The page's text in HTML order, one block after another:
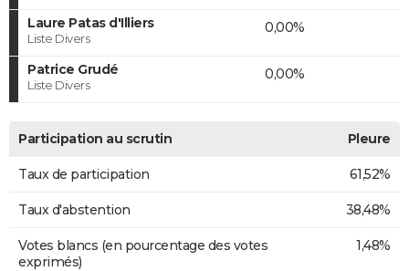
Laure Patas d'Illiers
Liste Divers
0,00%
Patrice Grudé
Liste Divers
0,00%
Participation au scrutin Pleure
Taux de participation 61,52%
Taux d'abstention 38,48%
Votes blancs (en pourcentage des votes
exprimés)
1,48%